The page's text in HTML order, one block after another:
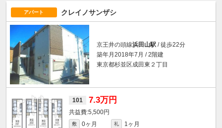
アパート クレイノサンザシ
京王井の頭線浜田山駅 / 徒歩22分
築年月2018年7月 / 2階建
東京都杉並区成田東２丁目
101 7.3万円
5,500円
敷 0ヶ月 礼
1ヶ月